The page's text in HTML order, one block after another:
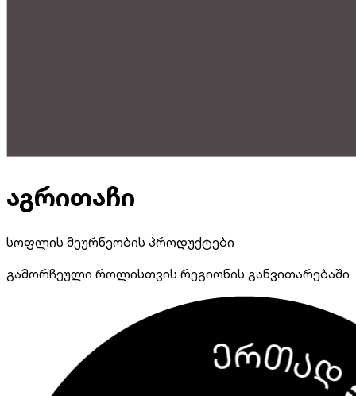
აგრითაჩი
სოფლის მეურნეობის პროდუქტები
გამორჩეული როლისთვის რეგიონის განვითარებაში